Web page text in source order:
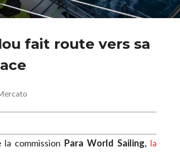
fait route vers sa
commission Para World Sailing, la